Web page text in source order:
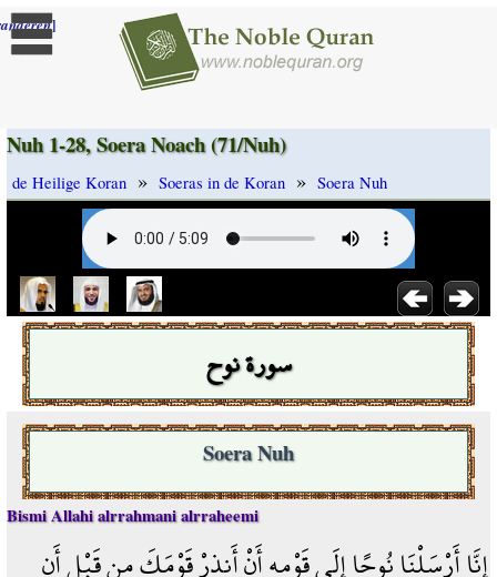
]
Nuh 1-28, Soera Noach (71/Nuh)
de Heilige Koran » Soeras in de Koran » Soera Nuh
سورة نوح
Soera Nuh
Bismi Allahi alrrahmani alrraheemi
إِنَّا أَرْسَلْنَا نُوحًا إِلَى قَوْمِهِ أَنْ أَنذِرْ قَوْمَكَ مِن قَبْلِ أَن